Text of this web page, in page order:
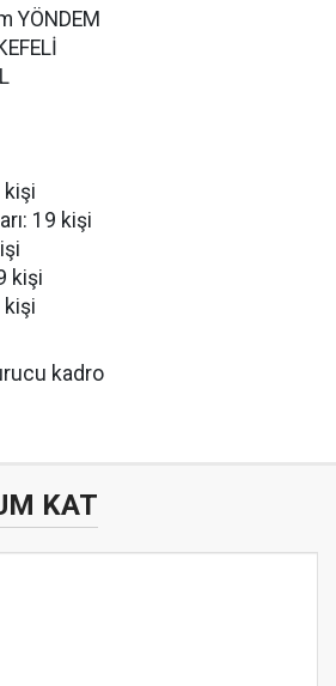
YÖNDEM
kişi
19 kişi
kişi
kişi
kadro
KAT